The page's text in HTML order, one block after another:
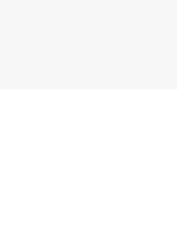
поры" / ЛДСП